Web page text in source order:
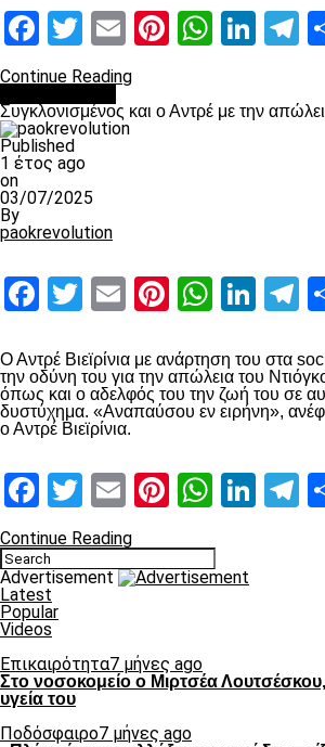
Facebook
Twitter
EmailPinterest
Continue Reading
Συγκλονισμένος και ο Αντρέ με την
Published
1 έτος ago
on
03/07/2025
By
paokrevolution
Facebook
Twitter
EmailPinterest
Ο Αντρέ Βιεϊρίνια με ανάρτηση του στα
την οδύνη του για την απώλεια του
όπως και ο αδελφός του την ζωή του σε
δυστύχημα. «Αναπαύσου εν ειρήνη»,
ο Αντρέ Βιεϊρίνια.
Facebook
Twitter
EmailPinterest
Continue Reading
Advertisement
Latest
Popular
Videos
Επικαιρότητα7 μήνες ago
Στο νοσοκομείο ο Μιρτσέα
υγεία του
Ποδόσφαιρο7 μήνες ago